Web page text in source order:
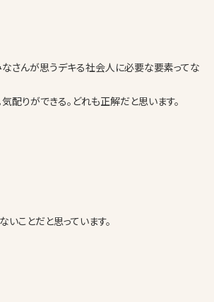
なさんが思うデキる社会人に必要な要素ってな
配りができる。どれも正解だと思います。
ことだと思っています。